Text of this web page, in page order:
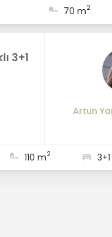
70 m2
3+1
Artun
110 m2 3+1